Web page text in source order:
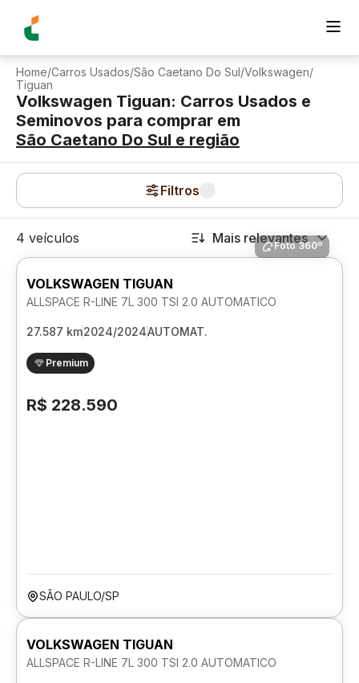
Home/Carros Usados/São Caetano Do Sul/Volkswagen/
Tiguan
Volkswagen Tiguan: Carros Usados e
Seminovos para comprar em
São Caetano Do Sul e região
Filtros
4 veículos Mais relevantes
Foto 360º
VOLKSWAGEN TIGUAN
ALLSPACE R-LINE 7L 300 TSI 2.0 AUTOMATICO
27.587 km2024/2024AUTOMAT.
Premium
R$ 228.590
SÃO PAULO/SP
VOLKSWAGEN TIGUAN
ALLSPACE R-LINE 7L 300 TSI 2.0 AUTOMATICO